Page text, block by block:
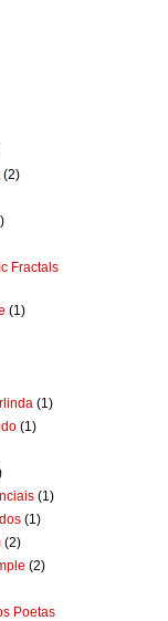
(2)
Fractals
(1)
(1)
(1)
(1)
(1)
(2)
(2)
Poetas